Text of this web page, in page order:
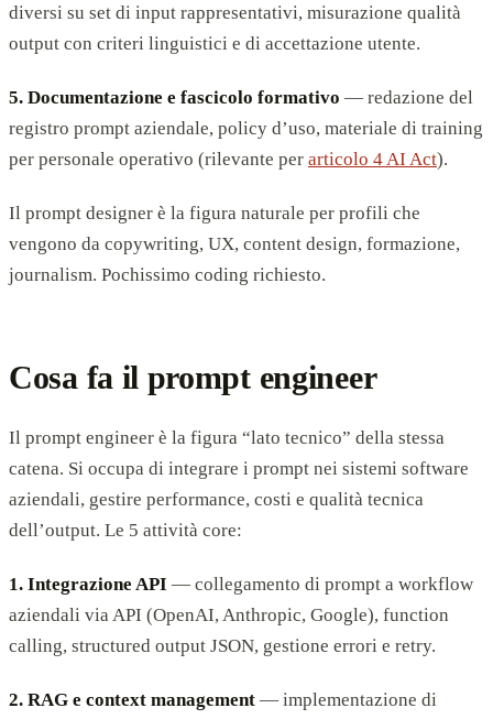
diversi su set di input rappresentativi, misurazione qualità
output con criteri linguistici e di accettazione utente.
5. Documentazione e fascicolo formativo — redazione del
registro prompt aziendale, policy d’uso, materiale di training
per personale operativo (rilevante per articolo 4 AI Act).
Il prompt designer è la figura naturale per profili che
vengono da copywriting, UX, content design, formazione,
journalism. Pochissimo coding richiesto.
Cosa fa il prompt engineer
Il prompt engineer è la figura “lato tecnico” della stessa
catena. Si occupa di integrare i prompt nei sistemi software
aziendali, gestire performance, costi e qualità tecnica
dell’output. Le 5 attività core:
1. Integrazione API — collegamento di prompt a workflow
aziendali via API (OpenAI, Anthropic, Google), function
calling, structured output JSON, gestione errori e retry.
2. RAG e context management — implementazione di